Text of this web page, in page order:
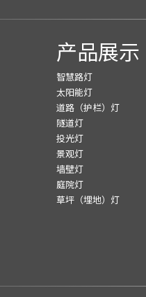
产品展示
智慧路灯
太阳能灯
道路（护栏）灯
隧道灯
投光灯
景观灯
墙壁灯
庭院灯
草坪（埋地）灯